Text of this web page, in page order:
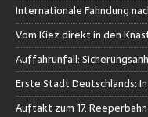
Internationale Fahndung
Vom Kiez direkt in den
Auffahrunfall:
Erste Stadt Deutschlands:
Auftakt zum 17.